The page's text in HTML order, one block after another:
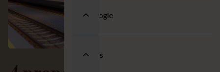
Technologie
A propos